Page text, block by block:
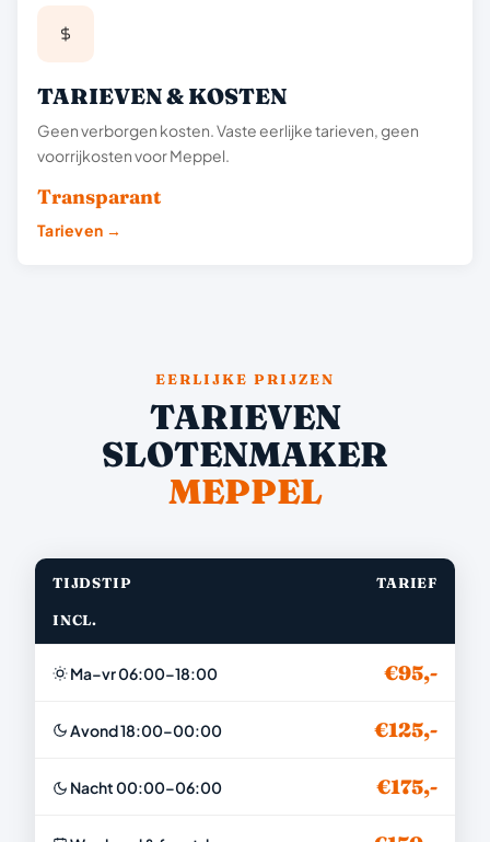
TARIEVEN & KOSTEN
Geen verborgen kosten. Vaste eerlijke tarieven, geen
voorrijkosten voor Meppel.
Transparant
Tarieven →
EERLIJKE PRIJZEN
TARIEVEN
SLOTENMAKER
MEPPEL
TIJDSTIP TARIEF
INCL.
Ma–vr 06:00–18:00 €95,-
Avond 18:00–00:00 €125,-
Nacht 00:00–06:00 €175,-